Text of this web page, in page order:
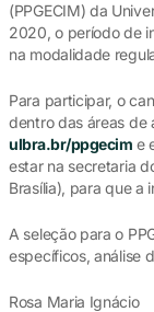
(PPGECIM) da
2020, o período de
na modalidade
Para participar, o
dentro das áreas de
ulbra.br/ppgecim e
estar na secretaria
Brasília), para que a
A seleção para o
específicos, análise
Rosa Maria Ignácio